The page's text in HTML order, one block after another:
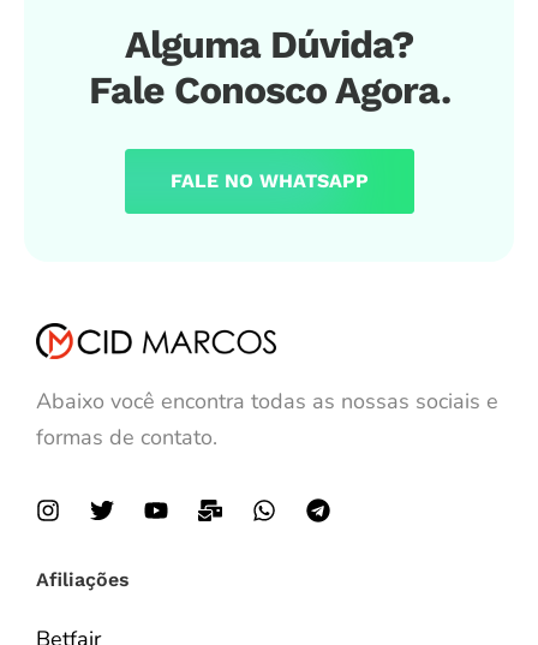
Alguma Dúvida?
Fale Conosco Agora.
FALE NO WHATSAPP
Abaixo você encontra todas as nossas sociais e
formas de contato.
Afiliações
Betfair